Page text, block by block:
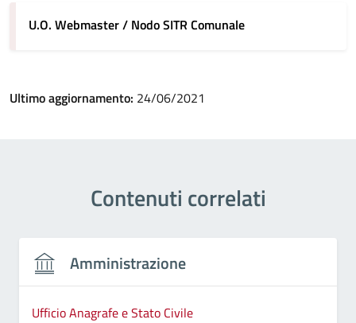
U.O. Webmaster / Nodo SITR Comunale
Ultimo aggiornamento: 24/06/2021
Contenuti correlati
Amministrazione
Ufficio Anagrafe e Stato Civile